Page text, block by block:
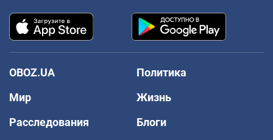
OBOZ.UA
Политика
Мир
Жизнь
Расследования
Блоги